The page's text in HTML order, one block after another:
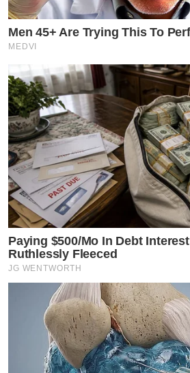
Men 45+ Are Trying This To
MEDVI
Paying $500/Mo In Debt
Ruthlessly Fleeced
JG WENTWORTH